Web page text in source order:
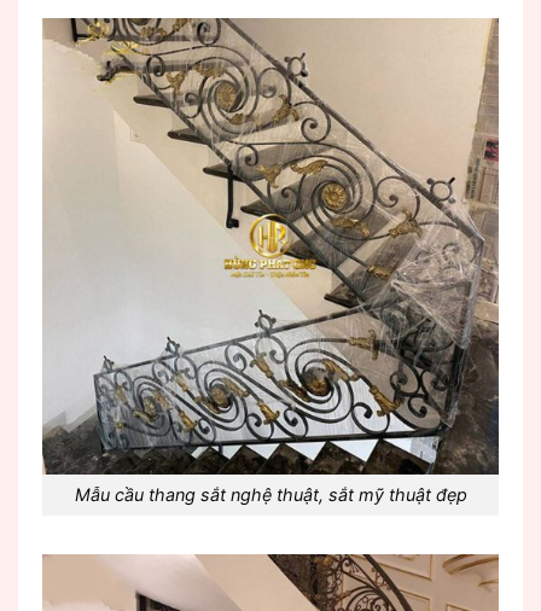
Mẫu cầu thang sắt nghệ thuật, sắt mỹ thuật đẹp